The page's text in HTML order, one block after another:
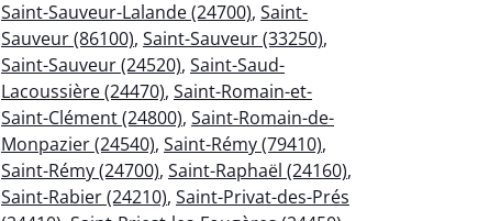
Saint-Sauveur-Lalande (24700), Saint-
Sauveur (86100), Saint-Sauveur (33250),
Saint-Sauveur (24520), Saint-Saud-
Lacoussière (24470), Saint-Romain-et-
Saint-Clément (24800), Saint-Romain-de-
Monpazier (24540), Saint-Rémy (79410),
Saint-Rémy (24700), Saint-Raphaël (24160),
Saint-Rabier (24210), Saint-Privat-des-Prés